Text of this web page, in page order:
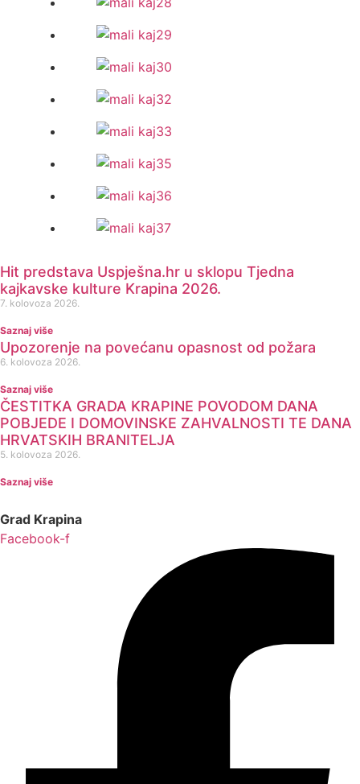
Hit predstava Uspješna.hr u sklopu Tjedna
kajkavske kulture Krapina 2026.
7. kolovoza 2026.
Saznaj više
Upozorenje na povećanu opasnost od požara
6. kolovoza 2026.
Saznaj više
ČESTITKA GRADA KRAPINE POVODOM DANA
POBJEDE I DOMOVINSKE ZAHVALNOSTI TE DANA
HRVATSKIH BRANITELJA
5. kolovoza 2026.
Saznaj više
Grad Krapina
Facebook-f